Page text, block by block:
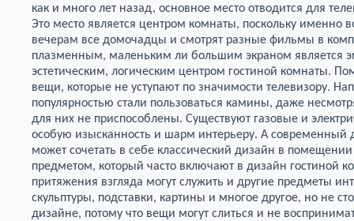
как и много лет назад, основное место отводится для
Это место является центром комнаты, поскольку именно
вечерам все домочадцы и смотрят разные фильмы в
плазменным, маленьким ли большим экраном является
эстетическим, логическим центром гостиной комнаты.
вещи, которые не уступают по значимости телевизору.
популярностью стали пользоваться камины, даже
для них не приспособлены. Существуют газовые и
особую изысканность и шарм интерьеру. А современный
может сочетать в себе классический дизайн в
предметом, который часто включают в дизайн гостиной
притяжения взгляда могут служить и другие предметы
скульптуры, подставки, картины и многое другое, но не
дизайне, потому что вещи могут слиться и не